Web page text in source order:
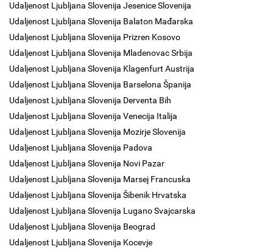
Udaljenost Ljubljana Slovenija Jesenice Slovenija
Udaljenost Ljubljana Slovenija Balaton Mađarska
Udaljenost Ljubljana Slovenija Prizren Kosovo
Udaljenost Ljubljana Slovenija Mladenovac Srbija
Udaljenost Ljubljana Slovenija Klagenfurt Austrija
Udaljenost Ljubljana Slovenija Barselona Španija
Udaljenost Ljubljana Slovenija Derventa Bih
Udaljenost Ljubljana Slovenija Venecija Italija
Udaljenost Ljubljana Slovenija Mozirje Slovenija
Udaljenost Ljubljana Slovenija Padova
Udaljenost Ljubljana Slovenija Novi Pazar
Udaljenost Ljubljana Slovenija Marsej Francuska
Udaljenost Ljubljana Slovenija Šibenik Hrvatska
Udaljenost Ljubljana Slovenija Lugano Svajcarska
Udaljenost Ljubljana Slovenija Beograd
Udaljenost Ljubljana Slovenija Kocevje